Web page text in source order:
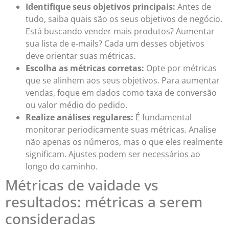
Identifique seus objetivos principais: Antes de
tudo, saiba quais são os seus objetivos de negócio.
Está buscando vender mais produtos? Aumentar
sua lista de e-mails? Cada um desses objetivos
deve orientar suas métricas.
Escolha as métricas corretas: Opte por métricas
que se alinhem aos seus objetivos. Para aumentar
vendas, foque em dados como taxa de conversão
ou valor médio do pedido.
Realize análises regulares: É fundamental
monitorar periodicamente suas métricas. Analise
não apenas os números, mas o que eles realmente
significam. Ajustes podem ser necessários ao
longo do caminho.
Métricas de vaidade vs
resultados: métricas a serem
consideradas